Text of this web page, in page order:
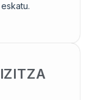
eskatu.